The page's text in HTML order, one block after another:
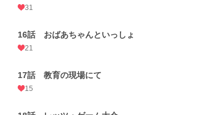
31
16話 おばあちゃんといっしょ
21
17話 教育の現場にて
15